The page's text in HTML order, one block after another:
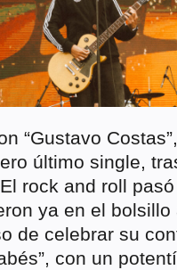
“Gustavo
último single,
rock and roll
ya en el bolsillo
de celebrar su
con un